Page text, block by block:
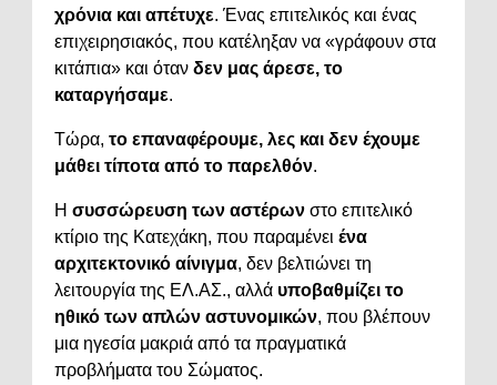
χρόνια και απέτυχε. Ένας επιτελικός και ένας
επιχειρησιακός, που κατέληξαν να «γράφουν στα
κιτάπια» και όταν δεν μας άρεσε, το
καταργήσαμε.
Τώρα, το επαναφέρουμε, λες και δεν έχουμε
μάθει τίποτα από το παρελθόν.
Η συσσώρευση των αστέρων στο επιτελικό
κτίριο της Κατεχάκη, που παραμένει ένα
αρχιτεκτονικό αίνιγμα, δεν βελτιώνει τη
λειτουργία της ΕΛ.ΑΣ., αλλά υποβαθμίζει το
ηθικό των απλών αστυνομικών, που βλέπουν
μια ηγεσία μακριά από τα πραγματικά
προβλήματα του Σώματος.